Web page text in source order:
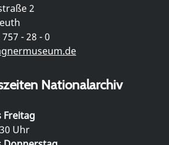
2
- 28 - 0
Nationalarchiv
Freitag
Uhr